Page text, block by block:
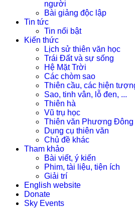
người
Bài giảng độc lập
Tin tức
Tin nổi bật
Kiến thức
Lịch sử thiên văn học
Trái Đất và sự sống
Hệ Mặt Trời
Các chòm sao
Thiên cầu, các hiện
Sao, tinh vân, lỗ đen, ...
Thiên hà
Vũ trụ học
Thiên văn Phương Đông
Dụng cụ thiên văn
Chủ đề khác
Tham khảo
Bài viết, ý kiến
Phim, tài liệu, tiện ích
Giải trí
English website
Donate
Sky Events